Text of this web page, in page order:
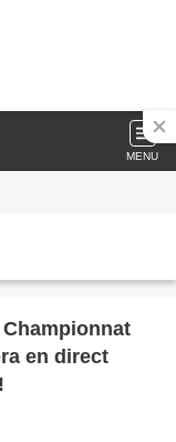
MENU
en direct